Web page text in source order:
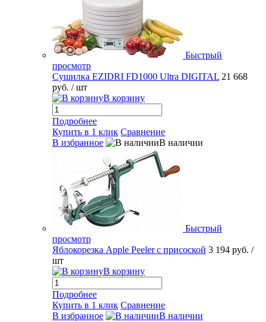
Быстрый
просмотр
Сушилка EZIDRI FD1000 Ultra DIGITAL 21 668
руб. / шт
В корзину
Подробнее
Купить в 1 клик Сравнение
В избранное
В наличии
Быстрый
просмотр
Яблокорезка Apple Peeler с присоской 3 194 руб. /
шт
В корзину
Подробнее
Купить в 1 клик Сравнение
В избранное
В наличии